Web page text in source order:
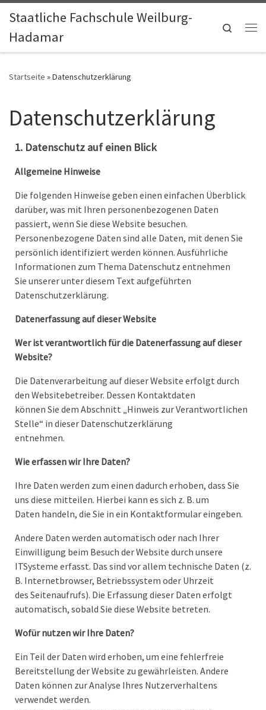
Zum Inhalt springen
Staatliche Fachschule Weilburg-
Hadamar
Search
Startseite »Datenschutzerklärung
Datenschutzerklärung
1. Datenschutz auf einen Blick
Allgemeine Hinweise
Die folgenden Hinweise geben einen einfachen Überblick
darüber, was mit Ihren personenbezogenen Daten
passiert, wenn Sie diese Website besuchen.
Personenbezogene Daten sind alle Daten, mit denen Sie
persönlich identifiziert werden können. Ausführliche
Informationen zum Thema Datenschutz entnehmen
Sie unserer unter diesem Text aufgeführten
Datenschutzerklärung.
Datenerfassung auf dieser Website
Wer ist verantwortlich für die Datenerfassung auf dieser
Website?
Die Datenverarbeitung auf dieser Website erfolgt durch
den Websitebetreiber. Dessen Kontaktdaten
können Sie dem Abschnitt „Hinweis zur Verantwortlichen
Stelle“ in dieser Datenschutzerklärung
entnehmen.
Wie erfassen wir Ihre Daten?
Ihre Daten werden zum einen dadurch erhoben, dass Sie
uns diese mitteilen. Hierbei kann es sich z. B. um
Daten handeln, die Sie in ein Kontaktformular eingeben.
Andere Daten werden automatisch oder nach Ihrer
Einwilligung beim Besuch der Website durch unsere
ITSysteme erfasst. Das sind vor allem technische Daten (z.
B. Internetbrowser, Betriebssystem oder Uhrzeit
des Seitenaufrufs). Die Erfassung dieser Daten erfolgt
automatisch, sobald Sie diese Website betreten.
Wofür nutzen wir Ihre Daten?
Ein Teil der Daten wird erhoben, um eine fehlerfreie
Bereitstellung der Website zu gewährleisten. Andere
Daten können zur Analyse Ihres Nutzerverhaltens
verwendet werden.